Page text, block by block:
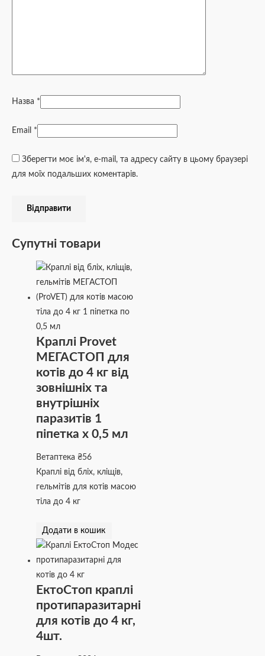
Назва *
Email *
Зберегти моє ім'я, e-mail, та адресу сайту в цьому браузері
для моїх подальших коментарів.
Супутні товари
Краплі Provet
МЕГАСТОП для
котів до 4 кг від
зовнішніх та
внутрішніх
паразитів 1
піпетка х 0,5 мл
Ветаптека₴56
Краплі від бліх, кліщів,
гельмітів для котів масою
тіла до 4 кг
Додати в кошик
ЕктоСтоп краплі
протипаразитарні
для котів до 4 кг,
4шт.